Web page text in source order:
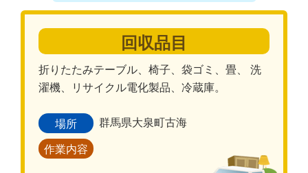
回収品目
折りたたみテーブル、椅子、袋ゴミ、畳、 洗
濯機、リサイクル電化製品、冷蔵庫。
場所 群馬県大泉町古海
作業内容